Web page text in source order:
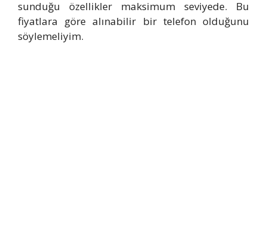
sunduğu özellikler maksimum seviyede. Bu
fiyatlara göre alınabilir bir telefon olduğunu
söylemeliyim.